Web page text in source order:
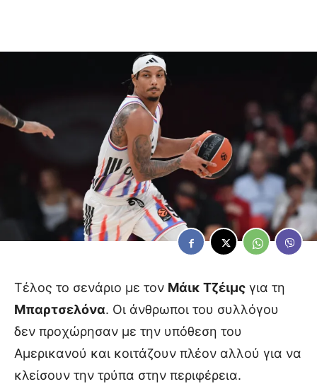
Τέλος το σενάριο με τον Μάικ Τζέιμς για τη
Μπαρτσελόνα. Οι άνθρωποι του συλλόγου
δεν προχώρησαν με την υπόθεση του
Αμερικανού και κοιτάζουν πλέον αλλού για να
κλείσουν την τρύπα στην περιφέρεια.